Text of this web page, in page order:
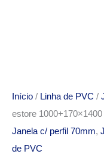
Início / Linha de PVC /
estore 1000+170×1400
Janela c/ perfil 70mm,
de PVC